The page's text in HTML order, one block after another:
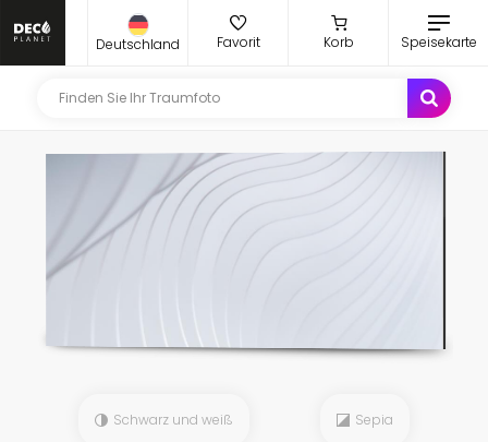
Deutschland Favorit Korb Speisekarte
Schwarz und weiß Sepia